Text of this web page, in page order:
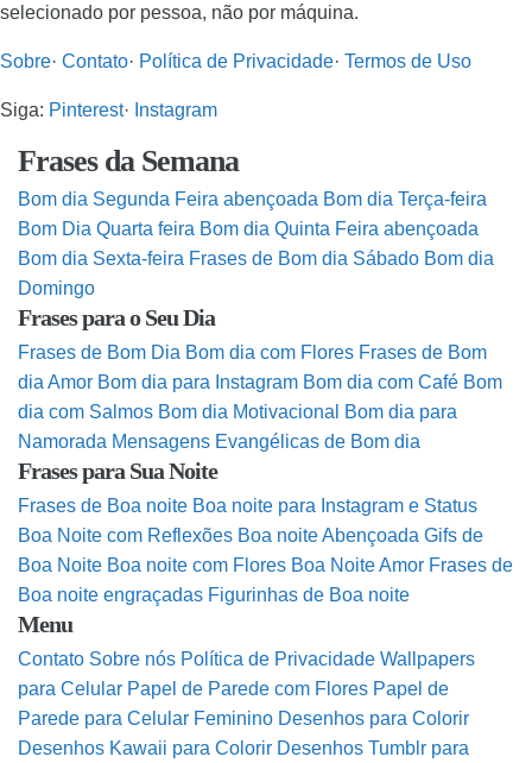
selecionado por pessoa, não por máquina.
Sobre· Contato· Política de Privacidade· Termos de Uso
Siga: Pinterest· Instagram
Frases da Semana
Bom dia Segunda Feira abençoada Bom dia Terça-feira
Bom Dia Quarta feira Bom dia Quinta Feira abençoada
Bom dia Sexta-feira Frases de Bom dia Sábado Bom dia
Domingo
Frases para o Seu Dia
Frases de Bom Dia Bom dia com Flores Frases de Bom
dia Amor Bom dia para Instagram Bom dia com Café Bom
dia com Salmos Bom dia Motivacional
Bom dia para
Namorada Mensagens Evangélicas de Bom dia
Frases para Sua Noite
Frases de Boa noite Boa noite para Instagram e Status
Boa Noite com Reflexões Boa noite Abençoada Gifs de
Boa Noite Boa noite com Flores Boa Noite Amor Frases de
Boa noite engraçadas Figurinhas de Boa noite
Menu
Contato Sobre nós Política de Privacidade Wallpapers
para Celular Papel de Parede com Flores Papel de
Parede para Celular Feminino Desenhos para Colorir
Desenhos Kawaii para Colorir Desenhos Tumblr para